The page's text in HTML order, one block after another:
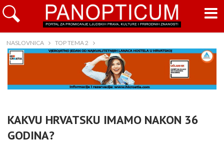
NASLOVNICA TOP TEMA 2
KAKVU HRVATSKU IMAMO NAKON 36
GODINA?